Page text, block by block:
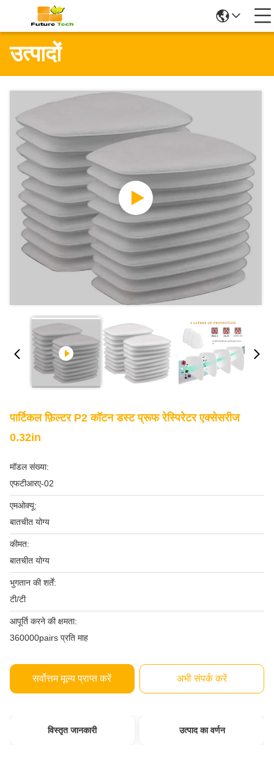
उत्पादों
पार्टिकल फ़िल्टर P2 कॉटन डस्ट प्रूफ रेस्पिरेटर एक्सेसरीज
0.32in
मॉडल संख्या:
एफटीआरए-02
एमओक्यू:
बातचीत योग्य
कीमत:
बातचीत योग्य
भुगतान की शर्तें:
टी/टी
आपूर्ति करने की क्षमता:
360000pairs प्रति माह
सर्वोत्तम मूल्य प्राप्त करें अभी संपर्क करें
विस्तृत जानकारी उत्पाद का वर्णन